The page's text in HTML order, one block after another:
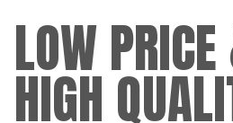
LOW
HIGH